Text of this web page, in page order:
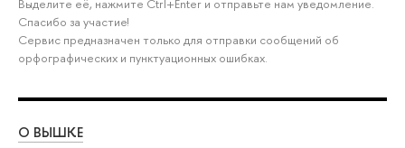
Выделите её, нажмите Ctrl+Enter и отправьте нам уведомление.
Спасибо за участие!
Сервис предназначен только для отправки сообщений об
орфографических и пунктуационных ошибках.
О ВЫШКЕ